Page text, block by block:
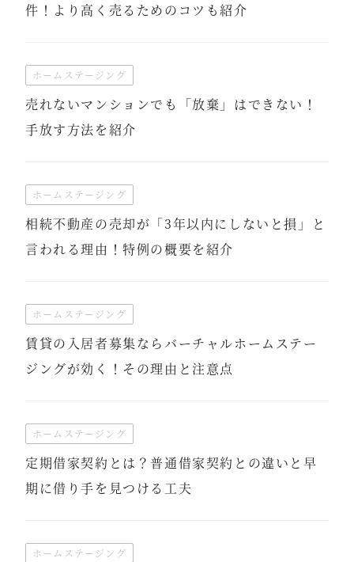
件！より高く売るためのコツも紹介
ホームステージング
売れないマンションでも「放棄」はできない！
手放す方法を紹介
ホームステージング
相続不動産の売却が「3年以内にしないと損」と
言われる理由！特例の概要を紹介
ホームステージング
賃貸の入居者募集ならバーチャルホームステー
ジングが効く！その理由と注意点
ホームステージング
定期借家契約とは？普通借家契約との違いと早
期に借り手を見つける工夫
ホームステージング